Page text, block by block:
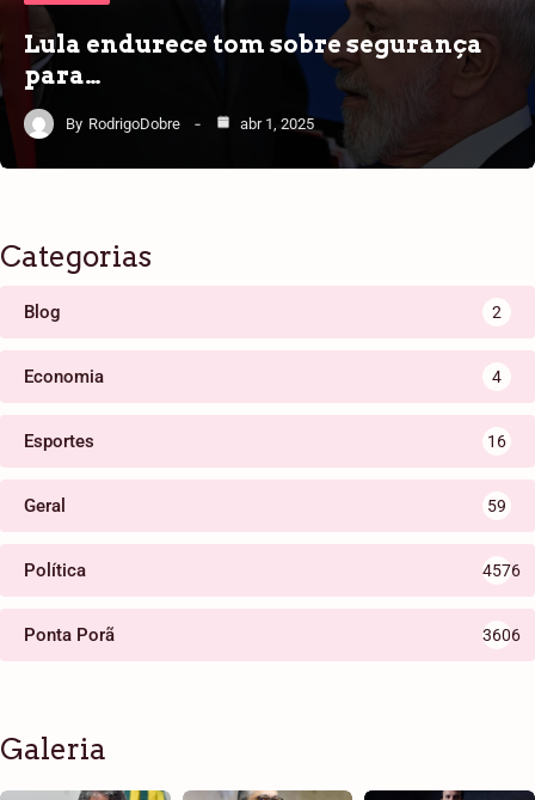
Lula endurece tom sobre segurança
para…
By RodrigoDobre abr 1, 2025
Categorias
Blog 2
Economia 4
Esportes 16
Geral 59
Política 4576
Ponta Porã 3606
Galeria